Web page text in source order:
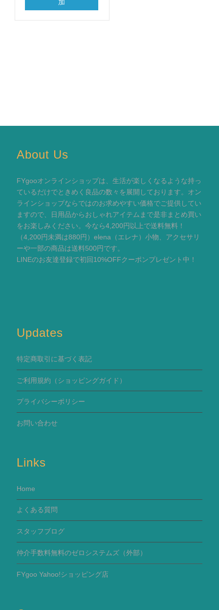
加
About Us
FYgooオンラインショップは、生活が楽しくなるような持っ
ているだけでときめく良品の数々を展開しております。オン
ラインショップならではのお求めやすい価格でご提供してい
ますので、日用品からおしゃれアイテムまで是非まとめ買い
をお楽しみください。今なら4,200円以上で送料無料！
（4,200円未満は880円）elena（エレナ）小物、アクセサリ
ーや一部の商品は送料500円です。
LINEのお友達登録で初回10%OFFクーポンプレゼント中！
Updates
特定商取引に基づく表記
ご利用規約 （ショッピングガイド）
プライバシーポリシー
お問い合わせ
Links
Home
よくある質問
スタッフブログ
仲介手数料無料のゼロシステムズ（外部）
FYgoo Yahoo!ショッピング店